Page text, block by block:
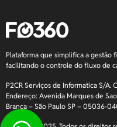
Plataforma que simplifica a gestão
facilitando o controle do fluxo de
P2CR Serviços de Informatica S/A.
Endereço: Avenida Marques de
Branca – São Paulo SP – 05036-